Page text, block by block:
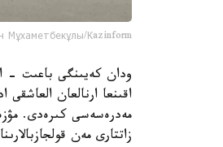
Мұхаметбекұлы/Кazinform
ودان كەيىنگى باعىت -
اقىنعا ارنالعان
مەدرەسەسى كىرەدى.
زاتتارى مەن